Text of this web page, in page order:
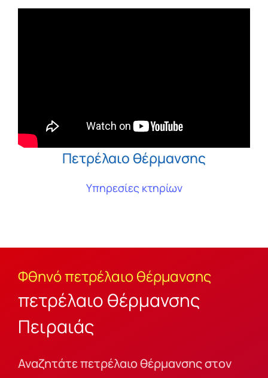
Πετρέλαιο θέρμανσης
Υπηρεσίες κτηρίων
Φθηνό πετρέλαιο θέρμανσης
πετρέλαιο θέρμανσης
Πειραιάς
Αναζητάτε πετρέλαιο θέρμανσης στον